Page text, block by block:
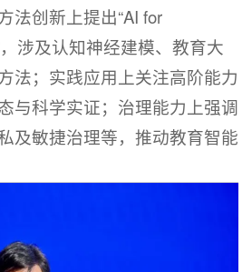
法创新上提出“AI for
涉及认知神经建模、教育大
法；实践应用上关注高阶能力
与科学实证；治理能力上强调
及敏捷治理等，推动教育智能